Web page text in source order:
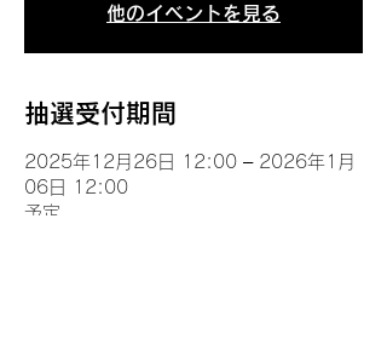
他のイベントを見る
抽選受付期間
2025年12月26日 12:00 – 2026年1月
06日 12:00
予定